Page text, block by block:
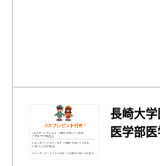
長崎大
医学部